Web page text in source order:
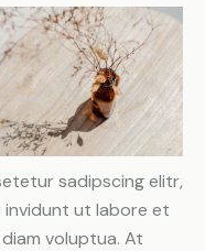
sadipscing elitr,
invidunt ut labore et
voluptua. At